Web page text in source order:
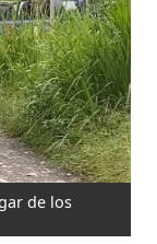
de los